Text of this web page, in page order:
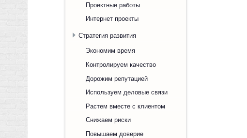
Проектные работы
Интернет проекты
Стратегия развития
Экономим время
Контролируем качество
Дорожим репутацией
Используем деловые связи
Растем вместе с клиентом
Снижаем риски
Повышаем доверие